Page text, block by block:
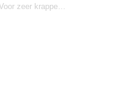
zeer krappe…